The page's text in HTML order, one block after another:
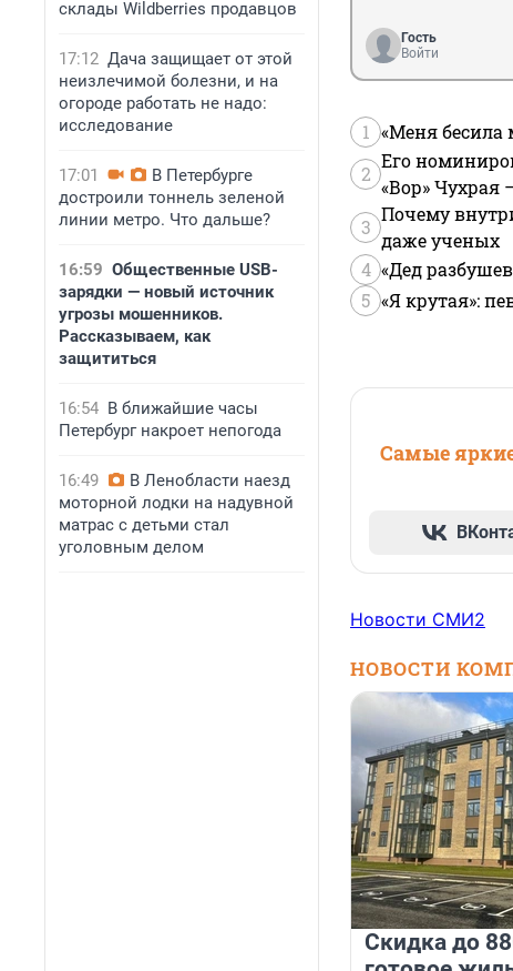
склады Wildberries продавцов
17:12 Дача защищает от этой
неизлечимой болезни, и на
огороде работать не надо:
исследование
17:01
В Петербурге
достроили тоннель зеленой
линии метро. Что дальше?
16:59 Общественные USB-
зарядки — новый источник
угрозы мошенников.
Рассказываем, как
защититься
16:54 В ближайшие часы
Петербург накроет непогода
16:49
В Ленобласти наезд
моторной лодки на надувной
матрас с детьми стал
уголовным делом
Гость
Войти
1 «Меня бесила
2
Его
«Вор» Чухрая
3
Почему
даже ученых
4 «Дед
5 «Я крутая»:
Самые
Новости СМИ2
НОВОСТИ
Скидка до